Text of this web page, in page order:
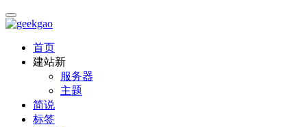
首页
建站新
服务器
主题
简说
标签